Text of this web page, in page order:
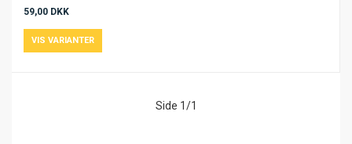
59,00 DKK
Side 1/1